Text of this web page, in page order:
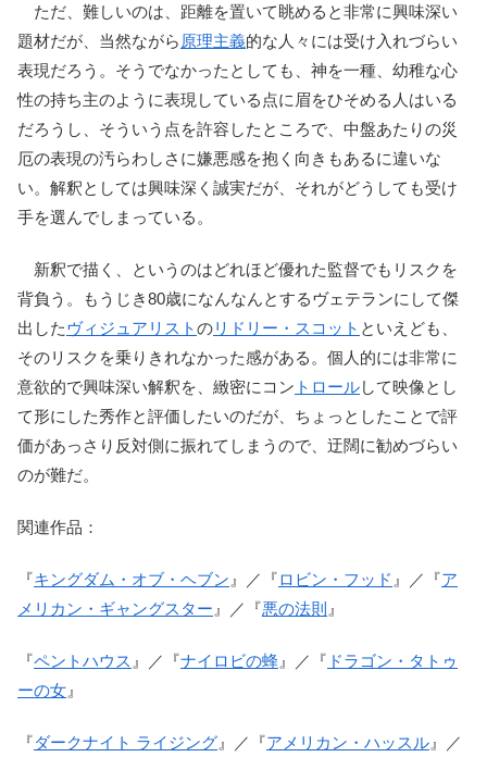
ただ、難しいのは、距離を置いて眺めると非常に興味深い
題材だが、当然ながら 原理主義的な人々には受け入れづらい
表現だろう。そうでなかったとしても、神を一種、幼稚な心
性の持ち主のように表現している点に眉をひそめる人はいる
だろうし、そういう点を許容したところで、中盤あたりの災
厄の表現の汚らわしさに嫌悪感を抱く向きもあるに違いな
い。解釈としては興味深く誠実だが、それがどうしても受け
手を選んでしまっている。
新釈で描く、というのはどれほど優れた監督でもリスクを
背負う。もうじき80歳になんなんとするヴェテランにして傑
出したヴィジュアリストのリドリー・スコット といえども、
そのリスクを乗りきれなかった感がある。個人的には非常に
意欲的で興味深い解釈を、緻密にコン トロールして映像とし
て形にした秀作と評価したいのだが、ちょっとしたことで評
価があっさり反対側に振れてしまうので、迂闊に勧めづらい
のが難だ。
関連作品：
『キングダム・オブ・ヘブン 』／『ロビン・フッド 』／『ア
メリカン・ギャングスター 』／『悪の法則 』
『ペントハウス 』／『ナイロビの蜂 』／『 ドラゴン・タトゥ
ーの女 』
『ダークナイト ライジング 』／『アメリカン・ハッスル 』／